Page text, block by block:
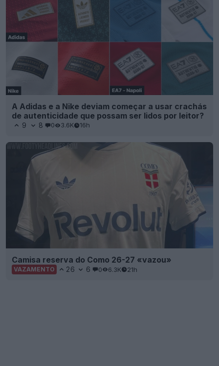
A Adidas e a Nike deviam começar a usar crachás
de autenticidade que possam ser lidos por leitor?
9 8 0 3.6K 16h
Camisa reserva do Como 26-27 «vazou»
VAZAMENTO 26 6 0 6.3K 21h